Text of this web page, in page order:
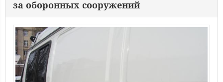
за оборонных сооружений